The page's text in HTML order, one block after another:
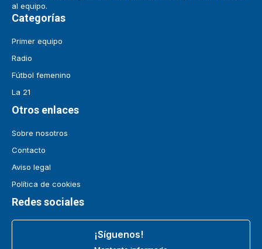
al equipo.
Categorías
Primer equipo
Radio
Fútbol femenino
La 21
Otros enlaces
Sobre nosotros
Contacto
Aviso legal
Política de cookies
Redes sociales
¡Síguenos!